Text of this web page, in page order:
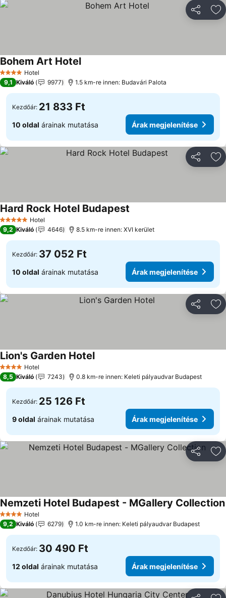
4 KategóriaHotel
Bohem Art Hotel
9,1 Kiváló 9977 1.5 km-re innen: Budavári Palota
Kezdőár: 21 833 Ft
10 oldal árainak mutatása Árak megjelenítése
5 KategóriaHotel
Hard Rock Hotel Budapest
9,2 Kiváló 4646 8.5 km-re innen: XVI kerület
Kezdőár: 37 052 Ft
10 oldal árainak mutatása Árak megjelenítése
4 KategóriaHotel
Lion's Garden Hotel
8,5 Kiváló 7243 0.8 km-re innen: Keleti pályaudvar Budapest
Kezdőár: 25 126 Ft
9 oldal árainak mutatása Árak megjelenítése
4 KategóriaHotel
Nemzeti Hotel Budapest - MGallery Collection
9,2 Kiváló 6279 1.0 km-re innen: Keleti pályaudvar Budapest
Kezdőár: 30 490 Ft
12 oldal árainak mutatása Árak megjelenítése